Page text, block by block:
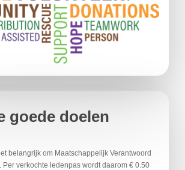
goede doelen
belangrijk om Maatschappelijk Verantwoord
Per verkochte ledenpas wordt daarom € 0.50